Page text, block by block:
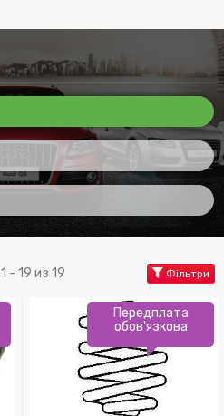
1 - 19 из 19 Фільтри
Передплата
обов'язкова